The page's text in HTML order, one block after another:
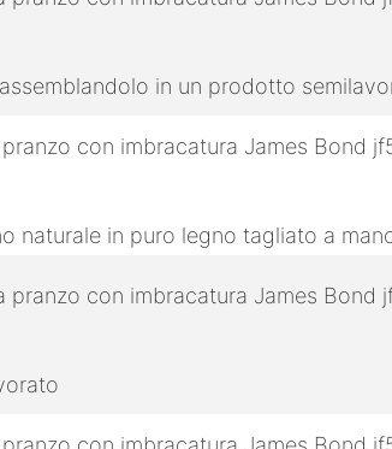
in un prodotto
naturale in puro legno tagliato a